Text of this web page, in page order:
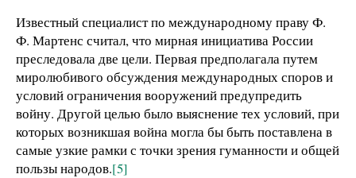
Известный специалист по международному праву Ф.
Ф. Мартенс считал, что мирная инициатива России
преследовала две цели. Первая предполагала путем
миролюбивого обсуждения международных споров и
условий ограничения вооружений предупредить
войну. Другой целью было выяснение тех условий, при
которых возникшая война могла бы быть поставлена в
самые узкие рамки с точки зрения гуманности и общей
пользы народов.[5]